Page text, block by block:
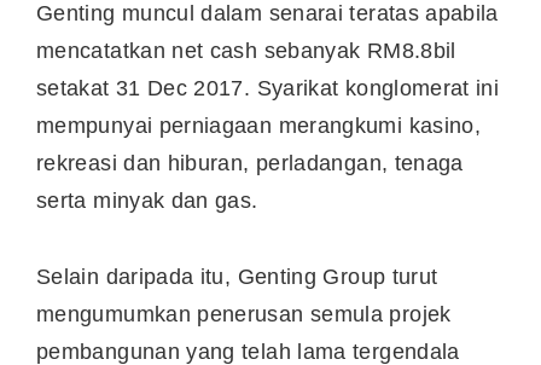
Genting muncul dalam senarai teratas apabila
mencatatkan net cash sebanyak RM8.8bil
setakat 31 Dec 2017. Syarikat konglomerat ini
mempunyai perniagaan merangkumi kasino,
rekreasi dan hiburan, perladangan, tenaga
serta minyak dan gas.
Selain daripada itu, Genting Group turut
mengumumkan penerusan semula projek
pembangunan yang telah lama tergendala